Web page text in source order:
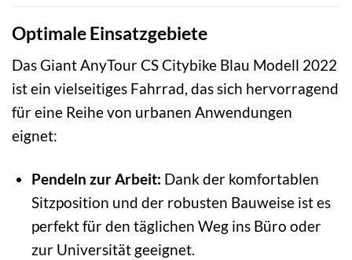
Optimale Einsatzgebiete
Das Giant AnyTour CS Citybike Blau Modell 2022
ist ein vielseitiges Fahrrad, das sich hervorragend
für eine Reihe von urbanen Anwendungen
eignet:
Pendeln zur Arbeit: Dank der komfortablen
Sitzposition und der robusten Bauweise ist es
perfekt für den täglichen Weg ins Büro oder
zur Universität geeignet.